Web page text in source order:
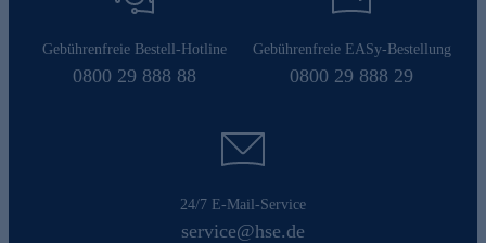
Gebührenfreie Bestell-Hotline
0800 29 888 88
Gebührenfreie EASy-Bestellung
0800 29 888 29
24/7 E-Mail-Service
service@hse.de